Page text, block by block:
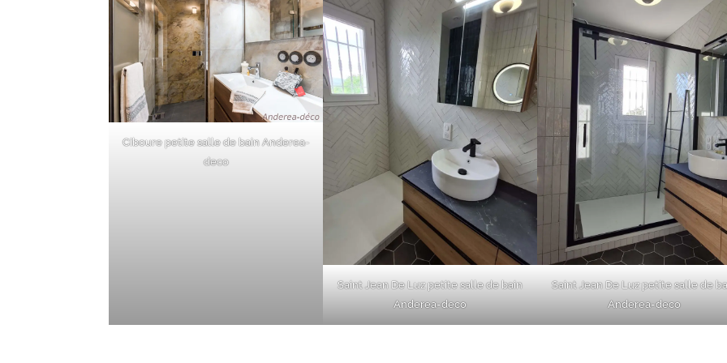
Ciboure petite salle de bain Anderea-
deco
Saint Jean De Luz petite salle de bain
Anderea-deco
Saint Jean De Luz petite salle de
Anderea-deco